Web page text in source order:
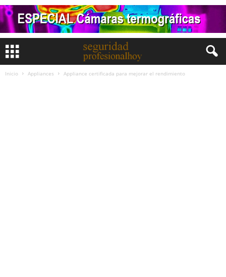
Inicio Appliances Appliance certificada para mejorar el rendimiento